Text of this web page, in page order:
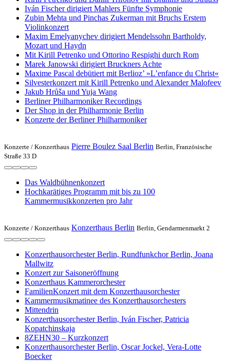
Iván Fischer dirigiert Mahlers Fünfte Symphonie
Zubin Mehta und Pinchas Zukerman mit Bruchs Erstem
Violinkonzert
Maxim Emelyanychev dirigiert Mendelssohn Bartholdy,
Mozart und Haydn
Mit Kirill Petrenko und Ottorino Respighi durch Rom
Marek Janowski dirigiert Bruckners Achte
Maxime Pascal debütiert mit Berlioz’ »L’enfance du Christ«
Silvesterkonzert mit Kirill Petrenko und Alexander Malofeev
Jakub Hrůša und Yuja Wang
Berliner Philharmoniker Recordings
Der Shop in der Philharmonie Berlin
Konzerte der Berliner Philharmoniker
Konzerte / Konzerthaus Pierre Boulez Saal Berlin Berlin, Französische
Straße 33 D
Das Waldbühnenkonzert
Hochkarätiges Programm mit bis zu 100
Kammermusikkonzerten pro Jahr
Konzerte / Konzerthaus Konzerthaus Berlin Berlin, Gendarmenmarkt 2
Konzerthausorchester Berlin, Rundfunkchor Berlin, Joana
Mallwitz
Konzert zur Saisoneröffnung
Konzerthaus Kammerorchester
FamilienKonzert mit dem Konzerthausorchester
Kammermusikmatinee des Konzerthausorchesters
Mittendrin
Konzerthausorchester Berlin, Iván Fischer, Patricia
Kopatchinskaja
8ZEHN30 – Kurzkonzert
Konzerthausorchester Berlin, Oscar Jockel, Vera-Lotte
Boecker